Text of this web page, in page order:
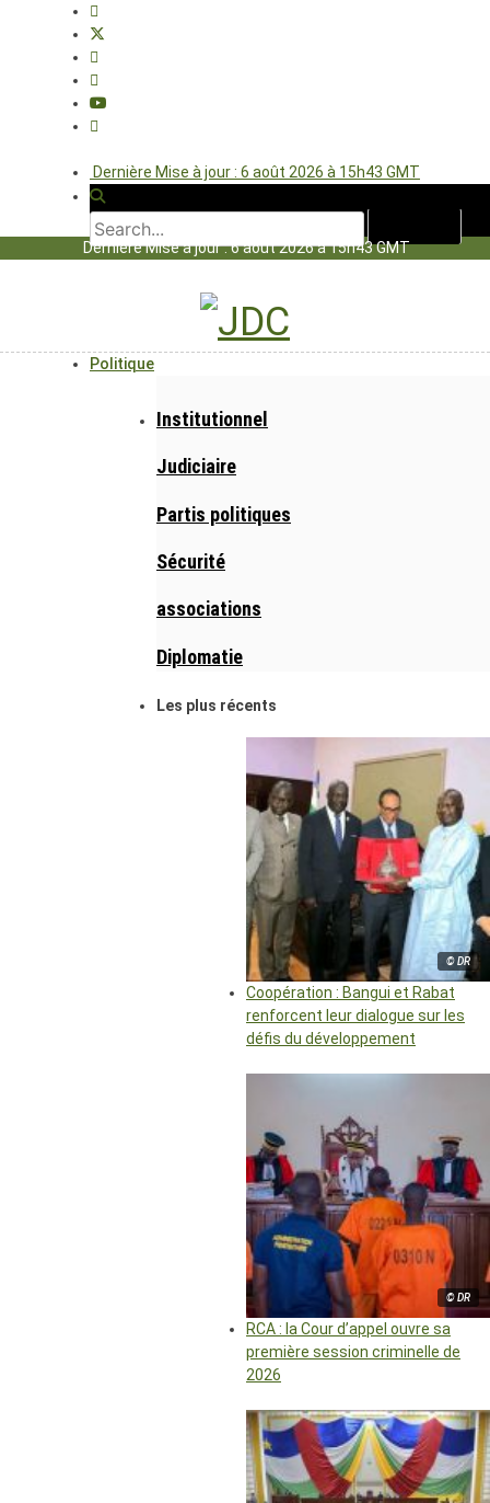
Dernière Mise à jour : 6 août 2026 à 15h43 GMT
Dernière Mise à jour : 6 août 2026 à 15h43 GMT
Politique
Institutionnel
Judiciaire
Partis politiques
Sécurité
associations
Diplomatie
Les plus récents
© DR
Coopération : Bangui et Rabat
renforcent leur dialogue sur les
défis du développement
© DR
RCA : la Cour d’appel ouvre sa
première session criminelle de
2026